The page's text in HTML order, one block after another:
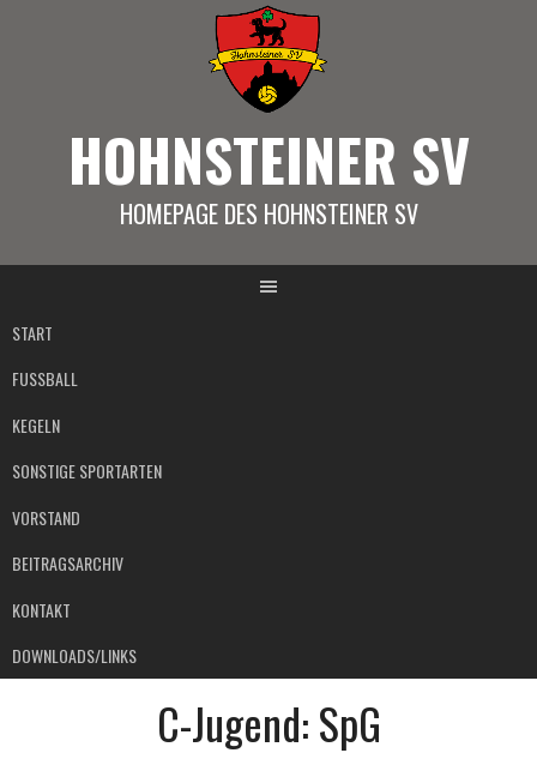
HOHNSTEINER SV
HOMEPAGE DES HOHNSTEINER SV
START
FUSSBALL
KEGELN
SONSTIGE SPORTARTEN
VORSTAND
BEITRAGSARCHIV
KONTAKT
DOWNLOADS/LINKS
C-Jugend: SpG